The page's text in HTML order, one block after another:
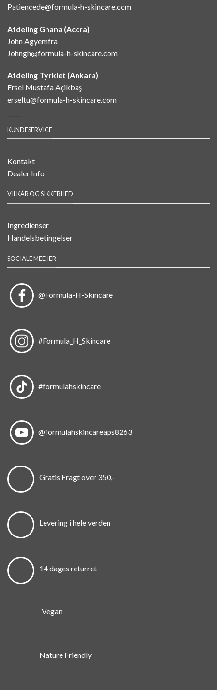
Patiencede@formula-h-skincare.com
Afdeling Ghana (Accra)
John Agyemfra
Johngh@formula-h-skincare.com
Afdeling Tyrkiet (Ankara)
Ersel Mustafa Açikbaş
erseltu@formula-h-skincare.com
KUNDESERVICE
Kontakt
Dealer Info
VILKÅR OG SIKKERHED
Ingredienser
Handelsbetingelser
SOCIALE MEDIER
@Formula-H-Skincare
#Formula_H_Skincare
#formulahskincare
@formulahskincareaps8263
Gratis Fragt over 350,-
Levering i hele verden
14 dages returret
Vegan
Nature Friendly